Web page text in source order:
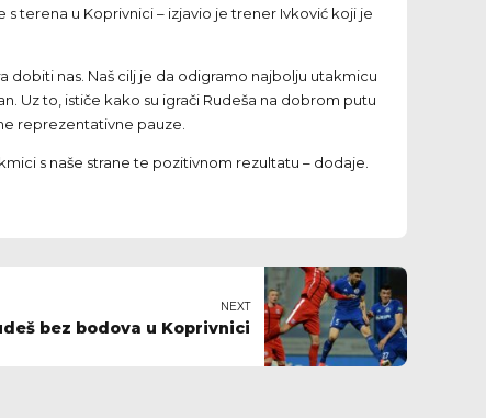
terena u Koprivnici – izjavio je trener Ivković koji je
nas. Naš cilj je da odigramo najbolju utakmicu
Uz to, ističe kako su igrači Rudeša na dobrom putu
reprezentativne pauze.
s naše strane te pozitivnom rezultatu – dodaje.
NEXT
bez bodova u Koprivnici